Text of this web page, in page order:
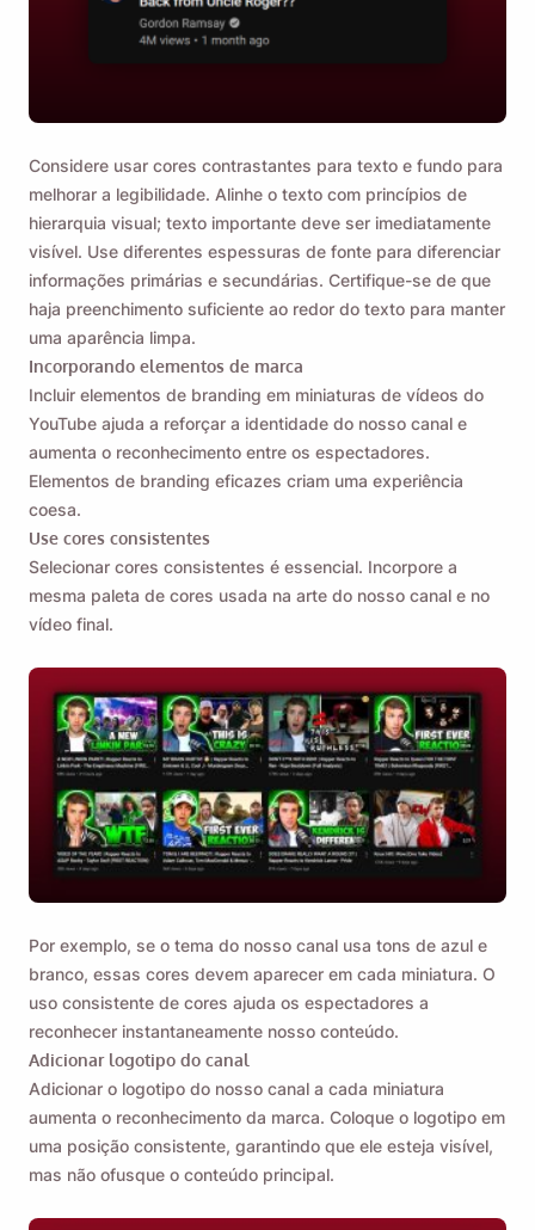
Considere usar cores contrastantes para texto e fundo para
melhorar a legibilidade. Alinhe o texto com princípios de
hierarquia visual; texto importante deve ser imediatamente
visível. Use diferentes espessuras de fonte para diferenciar
informações primárias e secundárias. Certifique-se de que
haja preenchimento suficiente ao redor do texto para manter
uma aparência limpa.
Incorporando elementos de marca
Incluir elementos de branding em miniaturas de vídeos do
YouTube ajuda a reforçar a identidade do nosso canal e
aumenta o reconhecimento entre os espectadores.
Elementos de branding eficazes criam uma experiência
coesa.
Use cores consistentes
Selecionar cores consistentes é essencial. Incorpore a
mesma paleta de cores usada na arte do nosso canal e no
vídeo final.
Por exemplo, se o tema do nosso canal usa tons de azul e
branco, essas cores devem aparecer em cada miniatura. O
uso consistente de cores ajuda os espectadores a
reconhecer instantaneamente nosso conteúdo.
Adicionar logotipo do canal
Adicionar o logotipo do nosso canal a cada miniatura
aumenta o reconhecimento da marca. Coloque o logotipo em
uma posição consistente, garantindo que ele esteja visível,
mas não ofusque o conteúdo principal.
Lembre-me 🔔
Envie a si mesmo um lembrete para baixar o
Viddly quando voltar ao MacOS ou Windows
PC.